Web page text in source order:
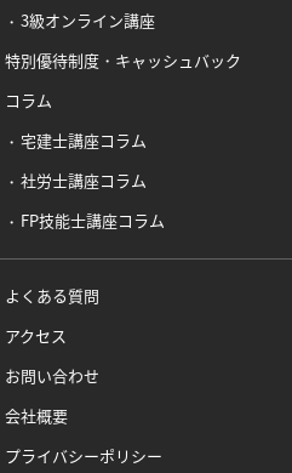
3級オンライン講座
特別優待制度・キャッシュバック
コラム
宅建士講座コラム
社労士講座コラム
FP技能士講座コラム
よくある質問
アクセス
お問い合わせ
会社概要
プライバシーポリシー